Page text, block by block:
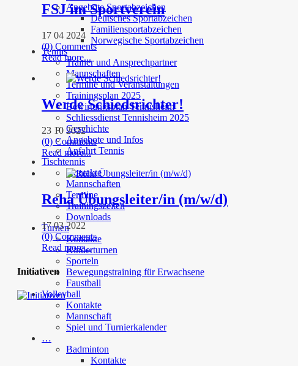
Angebote Sportabzeichen
Deutsches Sportabzeichen
Familiensportabzeichen
Norwegische Sportabzeichen
Tennis
Trainer und Ansprechpartner
Mannschaften
Termine und Veranstaltungen
Trainingsplan 2025
Bewirtungsplan Tennisheim
Schliessdienst Tennisheim 2025
Geschichte
Angebote und Infos
Anfahrt Tennis
Tischtennis
Kontakte
Mannschaften
Termine
Trainingszeiten
Downloads
Turnen
Kontakte
Kinderturnen
Sporteln
Bewegungstraining für Erwachsene
Faustball
Volleyball
Kontakte
Mannschaft
Spiel und Turnierkalender
…
Badminton
Kontakte
FSJ im Sportverein
17 04 2024
(0) Comments
Read more...
Werde Schiedsrichter!
23 10 2022
(0) Comments
Read more...
Reha Übungsleiter/in (m/w/d)
17 03 2022
(0) Comments
Read more...
Initiativen